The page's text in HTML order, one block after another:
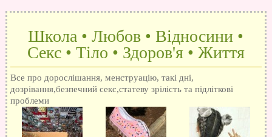
Школа • Любов • Відносини •
Секс • Тіло • Здоров'я • Життя
Все про дорослішання, менструацію, такі дні,
дозрівання,безпечний секс,статеву зрілість та підліткові
проблеми